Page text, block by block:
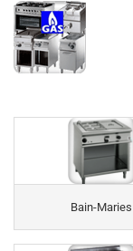
Bain-Maries